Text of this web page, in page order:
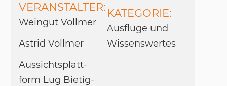
VERANSTALTER:
Wein­gut Voll­mer
As­trid Voll­mer
Aus­sichts­platt­
form Lug Bie­tig­
KATEGORIE:
Aus­flü­ge und
Wis­sens­wer­tes